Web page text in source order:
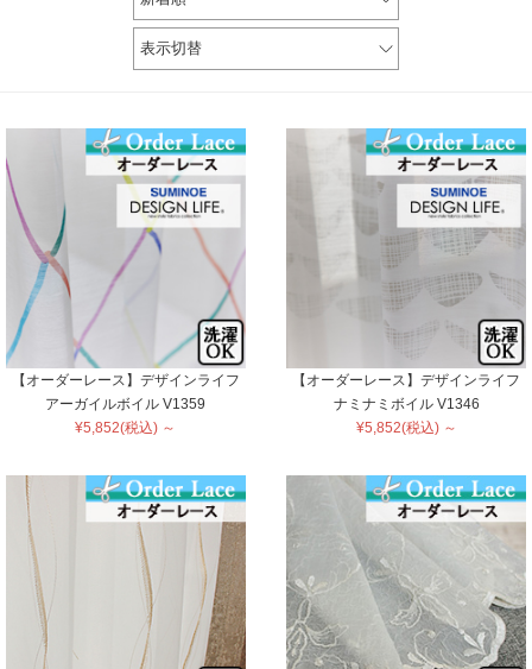
表示切替
【オーダーレース】デザインライフ
アーガイルボイル V1359
¥5,852(税込) ～
【オーダーレース】デザインライフ
ナミナミボイル V1346
¥5,852(税込) ～